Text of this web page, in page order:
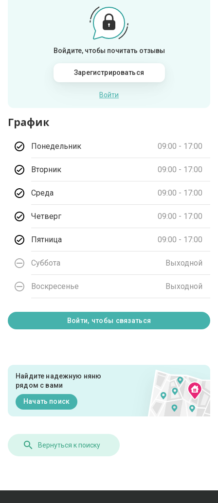
Войдите, чтобы почитать отзывы
Зарегистрироваться
Войти
График
Понедельник 09:00 - 17:00
Вторник 09:00 - 17:00
Среда 09:00 - 17:00
Четверг 09:00 - 17:00
Пятница 09:00 - 17:00
Суббота Выходной
Воскресенье Выходной
Войти, чтобы связаться
Найдите надежную няню
рядом с вами
Начать поиск
Вернуться к поиску